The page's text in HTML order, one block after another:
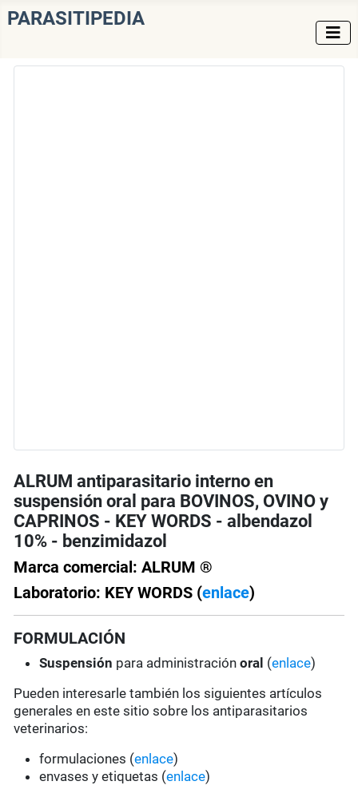
PARASITIPEDIA
ALRUM antiparasitario interno en
suspensión oral para BOVINOS, OVINO y
CAPRINOS - KEY WORDS - albendazol
10% - benzimidazol
Marca comercial: ALRUM ®
Laboratorio: KEY WORDS (enlace)
FORMULACIÓN
Suspensión para administraciónoral (enlace)
Pueden interesarle también los siguientes artículos
generales en este sitio sobre los antiparasitarios
veterinarios:
formulaciones (enlace)
envases y etiquetas (enlace)